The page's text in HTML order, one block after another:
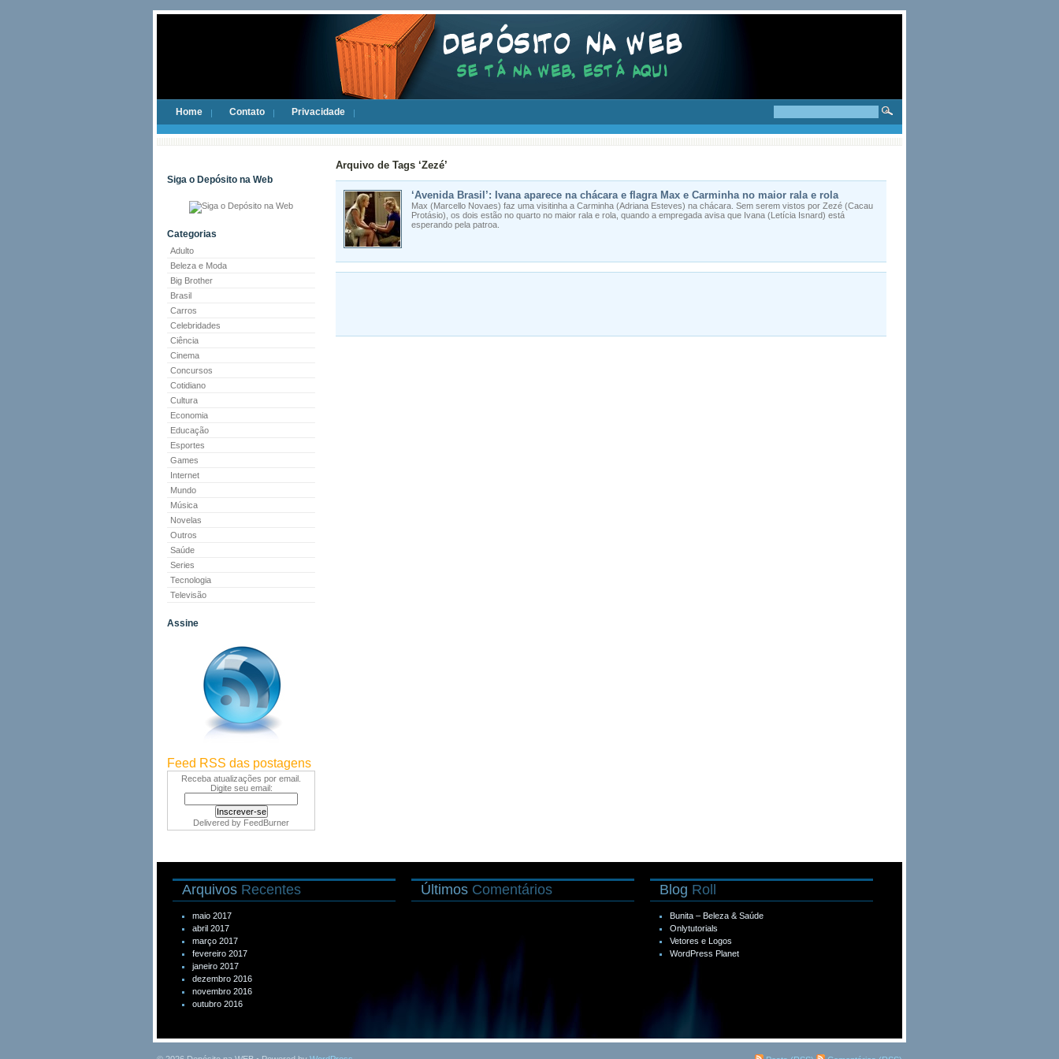
Home Contato Privacidade
Siga o Depósito na Web
Categorias
Adulto
Beleza e Moda
Big Brother
Brasil
Carros
Celebridades
Ciência
Cinema
Concursos
Cotidiano
Cultura
Economia
Educação
Esportes
Games
Internet
Mundo
Música
Novelas
Outros
Saúde
Series
Tecnologia
Televisão
Assine
Feed RSS das postagens
Receba atualizações por email.
Digite seu email:
Delivered by FeedBurner
Arquivo de Tags ‘Zezé’
‘Avenida Brasil’: Ivana aparece na chácara e flagra Max e Carminha no maior rala e rola
Max (Marcello Novaes) faz uma visitinha a Carminha (Adriana Esteves) na chácara. Sem serem vistos por Zezé (Cacau
Protásio), os dois estão no quarto no maior rala e rola, quando a empregada avisa que Ivana (Letícia Isnard) está
esperando pela patroa.
Arquivos Recentes
maio 2017
abril 2017
março 2017
fevereiro 2017
janeiro 2017
dezembro 2016
novembro 2016
outubro 2016
Últimos Comentários Blog Roll
Bunita – Beleza & Saúde
Onlytutorials
Vetores e Logos
WordPress Planet